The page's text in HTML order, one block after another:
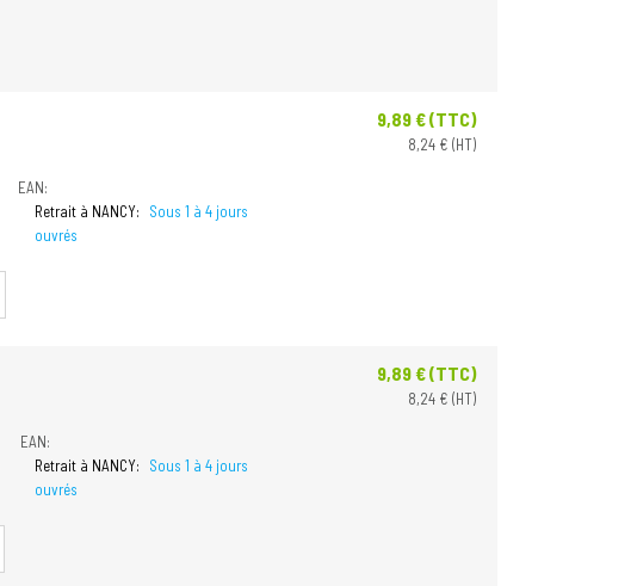
EAN:
Retrait à NANCY:
Sous 1 à 4 jours
ouvrés
Prix
9,89 € (TTC)
8,24 € (HT)
EAN:
Retrait à NANCY:
Sous 1 à 4 jours
ouvrés
Prix
9,89 € (TTC)
8,24 € (HT)